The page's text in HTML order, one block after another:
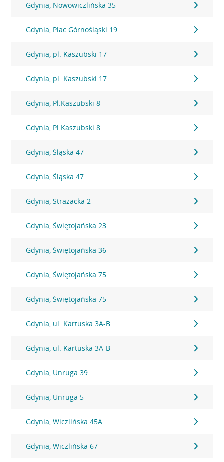
Gdynia, Nowowiczlińska 35
Gdynia, Plac Górnośląski 19
Gdynia, pl. Kaszubski 17
Gdynia, pl. Kaszubski 17
Gdynia, Pl.Kaszubski 8
Gdynia, Pl.Kaszubski 8
Gdynia, Śląska 47
Gdynia, Śląska 47
Gdynia, Strażacka 2
Gdynia, Świętojańska 23
Gdynia, Świętojańska 36
Gdynia, Świętojańska 75
Gdynia, Świętojańska 75
Gdynia, ul. Kartuska 3A-B
Gdynia, ul. Kartuska 3A-B
Gdynia, Unruga 39
Gdynia, Unruga 5
Gdynia, Wiczlińska 45A
Gdynia, Wiczlińska 67